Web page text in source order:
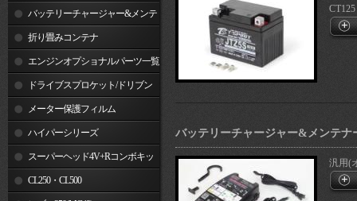
バッテリーチャージャー&メンテ
ナー 折り畳みコンテナ
エンジンオプショナルパーツ一覧
ドライブスプロケット/ドリブン
スプロケット
メーター保護フィルム
ハイパーシリーズ
スーパーヘッド4V+Rコンボキッ
ト CL250・CL500
バッテリーチャージャー&メンテ
汎用(